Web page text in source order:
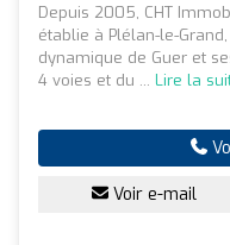
Depuis 2005, CHT
établie à Plélan-le-
dynamique de Guer et
4 voies et du ... Lire la
Voir e-mail